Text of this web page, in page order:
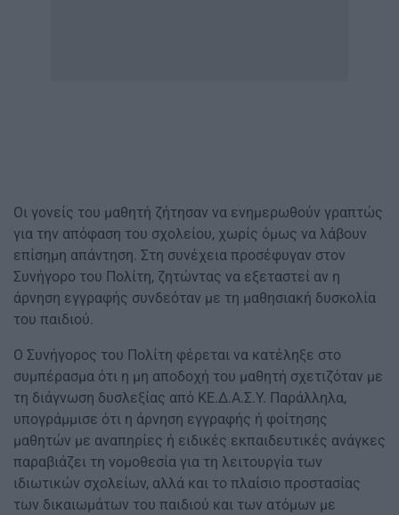
Οι γονείς του μαθητή ζήτησαν να ενημερωθούν γραπτώς
για την απόφαση του σχολείου, χωρίς όμως να λάβουν
επίσημη απάντηση. Στη συνέχεια προσέφυγαν στον
Συνήγορο του Πολίτη, ζητώντας να εξεταστεί αν η
άρνηση εγγραφής συνδεόταν με τη μαθησιακή δυσκολία
του παιδιού.
Ο Συνήγορος του Πολίτη φέρεται να κατέληξε στο
συμπέρασμα ότι η μη αποδοχή του μαθητή σχετιζόταν με
τη διάγνωση δυσλεξίας από ΚΕ.Δ.Α.Σ.Υ. Παράλληλα,
υπογράμμισε ότι η άρνηση εγγραφής ή φοίτησης
μαθητών με αναπηρίες ή ειδικές εκπαιδευτικές ανάγκες
παραβιάζει τη νομοθεσία για τη λειτουργία των
ιδιωτικών σχολείων, αλλά και το πλαίσιο προστασίας
των δικαιωμάτων του παιδιού και των ατόμων με